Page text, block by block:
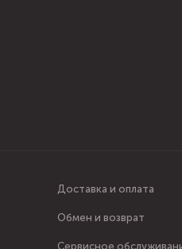
Доставка и оплата
Обмен и возврат
Сервисное